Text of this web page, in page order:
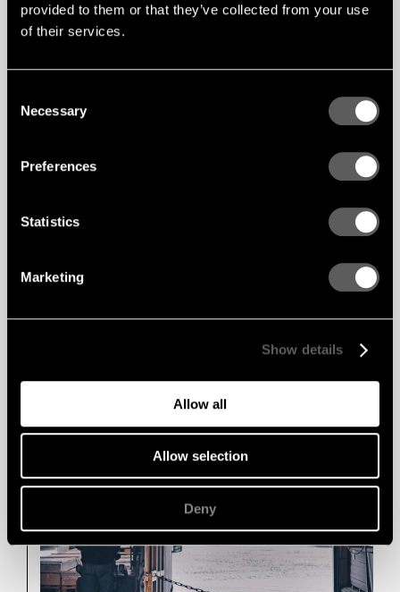
provided to them or that they’ve collected from your use
of their services.
Selection
Necessary
Preferences
Statistics
Marketing
Show details
Allow all
Allow selection
Deny
niestandardowych produktów. Gustafs
innowacyjny system sztaplowania
biodieslem o co najmniej 27% zawartości
użyte opony są wolne od rakotwórczych
Wszyscy kierowcy muszą uczestniczyć